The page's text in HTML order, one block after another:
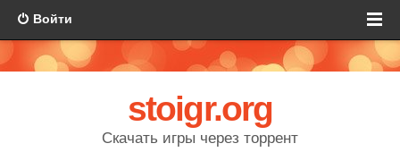
Войти
stoigr.org
Скачать игры через торрент